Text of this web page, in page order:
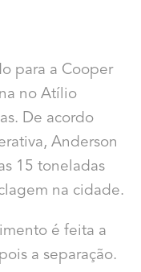
para a Cooper
no Atílio
De acordo
Anderson
15 toneladas
na cidade.
é feita a
a separação.